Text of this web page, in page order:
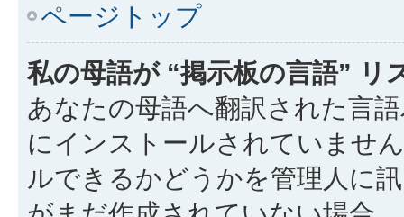
ページトップ
私の母語が “掲示板の言語” リ
あなたの母語へ翻訳された言
にインストールされていませ
ルできるかどうかを管理人に